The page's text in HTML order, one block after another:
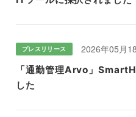
プレスリリース 2026年05月
「通勤管理Arvo」
した